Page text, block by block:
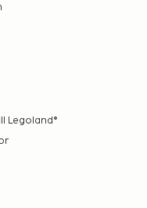
Legoland®